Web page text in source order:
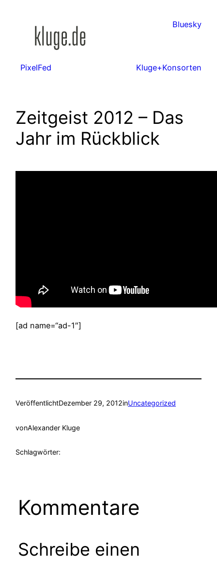
Bluesky
PixelFed Kluge+Konsorten
Zeitgeist 2012 – Das
Jahr im Rückblick
[ad name=“ad-1″]
VeröffentlichtDezember 29, 2012inUncategorized
vonAlexander Kluge
Schlagwörter:
Kommentare
Schreibe einen